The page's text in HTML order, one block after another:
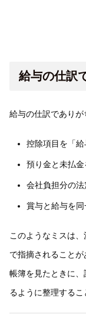
給与の仕訳
給与の仕訳でありが
控除項目を「
預り金と未払
会社負担分の
賞与と給与を
このようなミスは
で指摘されることが
帳簿を見たときに
るように整理するこ